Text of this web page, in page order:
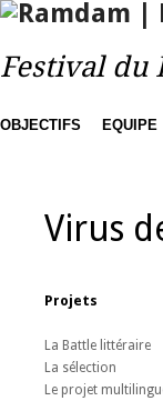
Festival du
OBJECTIFS EQUIPE
Virus
Projets
La Battle littéraire
La sélection
Le projet